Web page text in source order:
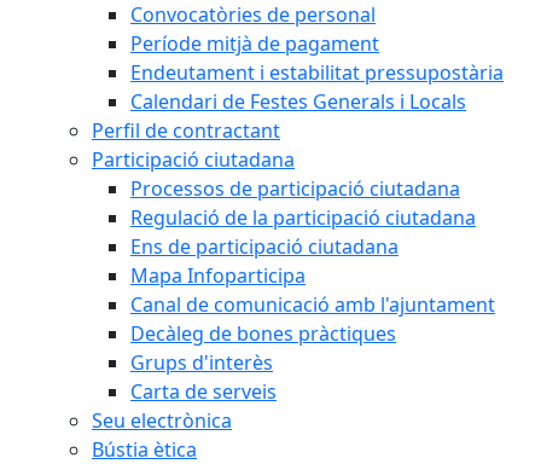
Convocatòries de personal
Període mitjà de pagament
Endeutament i estabilitat pressupostària
Calendari de Festes Generals i Locals
Perfil de contractant
Participació ciutadana
Processos de participació ciutadana
Regulació de la participació ciutadana
Ens de participació ciutadana
Mapa Infoparticipa
Canal de comunicació amb l'ajuntament
Decàleg de bones pràctiques
Grups d'interès
Carta de serveis
Seu electrònica
Bústia ètica